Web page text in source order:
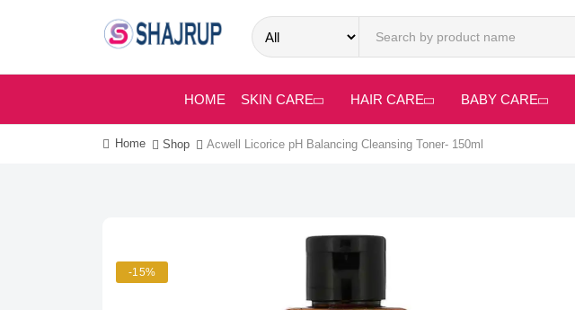
HOME SKIN CARE HAIR CARE BABY CARE
Home Shop Acwell Licorice pH Balancing Cleansing Toner- 150ml
-15%